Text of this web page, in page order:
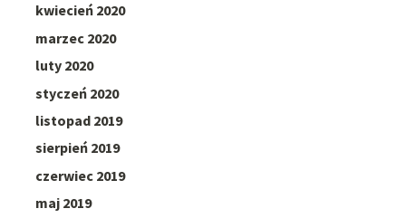
kwiecień 2020
marzec 2020
luty 2020
styczeń 2020
listopad 2019
sierpień 2019
czerwiec 2019
maj 2019